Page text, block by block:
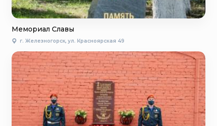
Мемориал Славы
г. Железногорск, ул. Красноярская 49